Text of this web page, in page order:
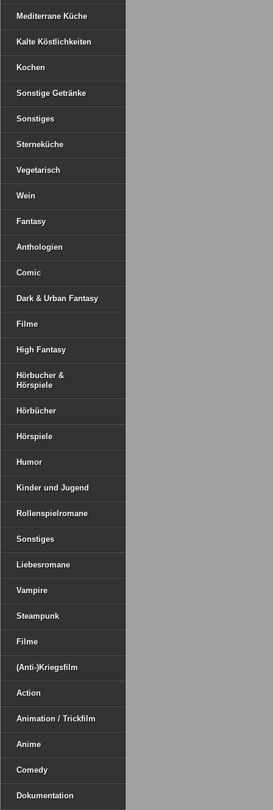
Mediterrane Küche
Kalte Köstlichkeiten
Kochen
Sonstige Getränke
Sonstiges
Sterneküche
Vegetarisch
Wein
Fantasy
Anthologien
Comic
Dark & Urban Fantasy
Filme
High Fantasy
Hörbucher &
Hörspiele
Hörbücher
Hörspiele
Humor
Kinder und Jugend
Rollenspielromane
Sonstiges
Liebesromane
Vampire
Steampunk
Filme
(Anti-)Kriegsfilm
Action
Animation / Trickfilm
Anime
Comedy
Dokumentation